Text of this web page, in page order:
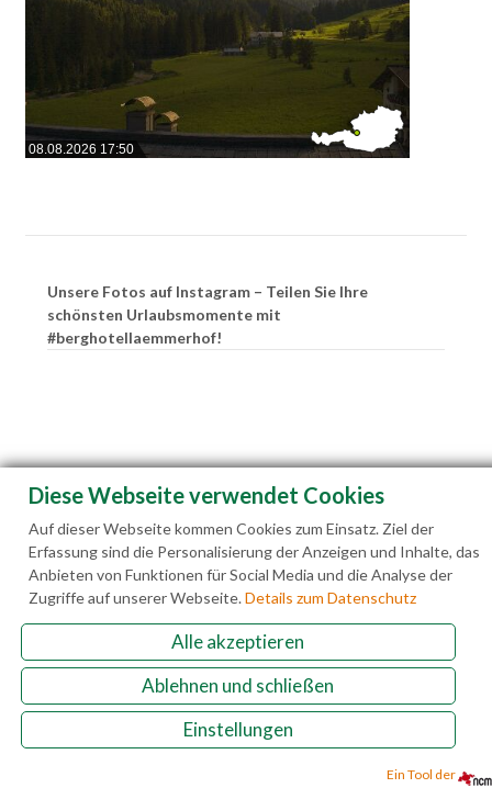
08.08.2026 17:50
Unsere Fotos auf Instagram – Teilen Sie Ihre
schönsten Urlaubsmomente mit
#berghotellaemmerhof!
Familie Hedegger Lämmerhofweg 2 A-5522 St.
Martin a. Tgb.
+43(0)6463 7141
info@laemmerhof.at
www.laemmerhof.at
Datenschutz Impressum
Diese Webseite verwendet Cookies
Auf dieser Webseite kommen Cookies zum Einsatz. Ziel der
Erfassung sind die Personalisierung der Anzeigen und Inhalte, das
Anbieten von Funktionen für Social Media und die Analyse der
Zugriffe auf unserer Webseite.Details zum Datenschutz
Alle akzeptieren
Ablehnen und schließen
Einstellungen
Ein Tool der